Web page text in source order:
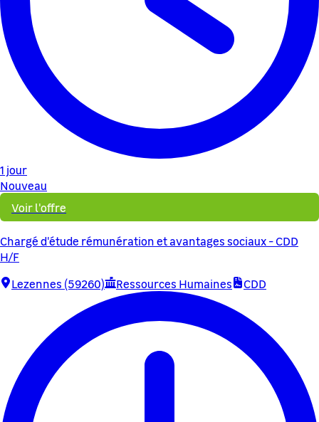
1 jour
Nouveau
Voir l'offre
Chargé d'étude rémunération et avantages sociaux - CDD
H/F
Lezennes (59260)
Ressources Humaines CDD